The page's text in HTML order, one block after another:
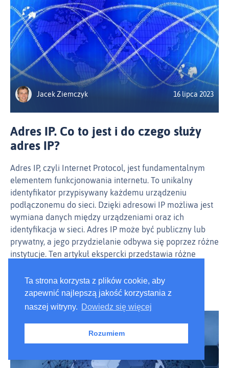
Ta strona korzysta z plików cookie, aby
zapewnić najlepszą jakość korzystania z
naszej witryny. Dowiedz się więcej
Rozumiem
Jacek Ziemczyk 16 lipca 2023
Adres IP. Co to jest i do czego służy
adres IP?
Adres IP, czyli Internet Protocol, jest fundamentalnym
elementem funkcjonowania internetu. To unikalny
identyfikator przypisywany każdemu urządzeniu
podłączonemu do sieci. Dzięki adresowi IP możliwa jest
wymiana danych między urządzeniami oraz ich
identyfikacja w sieci. Adres IP może być publiczny lub
prywatny, a jego przydzielanie odbywa się poprzez różne
instytucje. Ten artykuł ekspercki przedstawia różne
Czytaj dalej